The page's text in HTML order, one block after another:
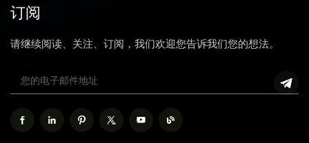
订阅
请继续阅读、关注、订阅，我们欢迎您告诉我们您的想法。